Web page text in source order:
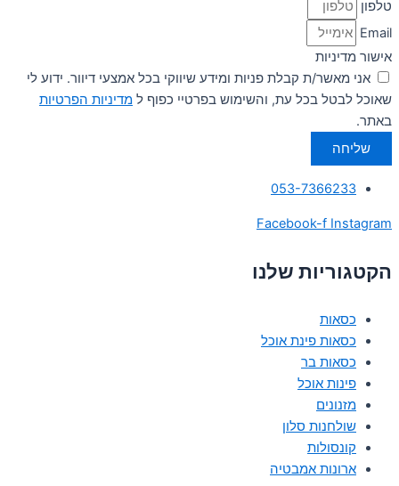
טלפון
Email
אישור מדיניות
אני מאשר/ת קבלת פניות ומידע שיווקי בכל אמצעי דיוור. ידוע לי
שאוכל לבטל בכל עת, והשימוש בפרטיי כפוף ל מדיניות הפרטיות
באתר.
שליחה
053-7366233
Facebook-f Instagram
הקטגוריות שלנו
כסאות
כסאות פינת אוכל
כסאות בר
פינות אוכל
מזנונים
שולחנות סלון
קונסולות
ארונות אמבטיה